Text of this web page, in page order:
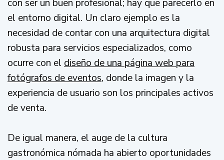
con ser un buen profesional; hay que parecerlo en
el entorno digital. Un claro ejemplo es la
necesidad de contar con una arquitectura digital
robusta para servicios especializados, como
ocurre con el diseño de una página web para
fotógrafos de eventos, donde la imagen y la
experiencia de usuario son los principales activos
de venta.
De igual manera, el auge de la cultura
gastronómica nómada ha abierto oportunidades